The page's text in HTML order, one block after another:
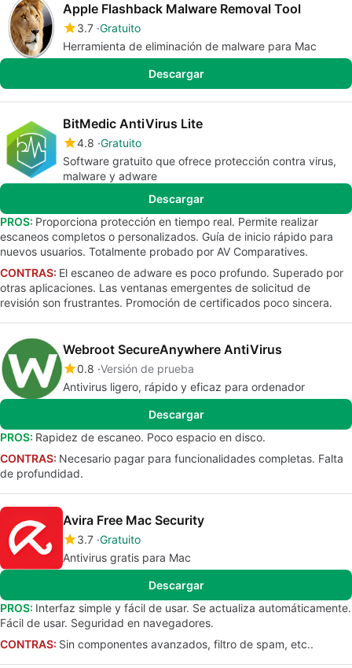
Apple Flashback Malware Removal Tool
3.7 Gratuito
Herramienta de eliminación de malware para Mac
Descargar
BitMedic AntiVirus Lite
4.8 Gratuito
Software gratuito que ofrece protección contra virus,
malware y adware
Descargar
PROS: Proporciona protección en tiempo real. Permite realizar
escaneos completos o personalizados. Guía de inicio rápido para
nuevos usuarios. Totalmente probado por AV Comparatives.
CONTRAS: El escaneo de adware es poco profundo. Superado por
otras aplicaciones. Las ventanas emergentes de solicitud de
revisión son frustrantes. Promoción de certificados poco sincera.
Webroot SecureAnywhere AntiVirus
0.8 Versión de prueba
Antivirus ligero, rápido y eficaz para ordenador
Descargar
PROS: Rapidez de escaneo. Poco espacio en disco.
CONTRAS: Necesario pagar para funcionalidades completas. Falta
de profundidad.
Avira Free Mac Security
3.7 Gratuito
Antivirus gratis para Mac
Descargar
PROS: Interfaz simple y fácil de usar. Se actualiza automáticamente.
Fácil de usar. Seguridad en navegadores.
CONTRAS: Sin componentes avanzados, filtro de spam, etc..